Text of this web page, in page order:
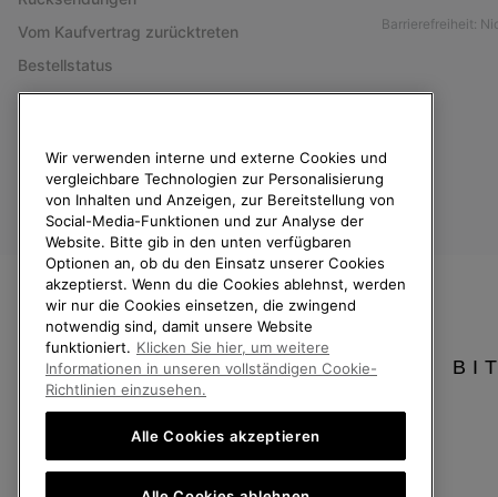
Vom Kaufvertrag zurücktreten
Bestellstatus
Versand
Häufig gestellte Fragen
Barrierefreiheit:
Deutschland
2026SOREL. Alle Rechte vorbehalten.
Datenschutz Nutzungsbedingungen Allgemeine Verkaufsbedingungen
Kundenservice: Mo- Fr. 9:00 - 13:00 & 14:00- 18:00 Uhr
Wir verwenden interne und externe Cookies und
vergleichbare Technologien zur Personalisierung
von Inhalten und Anzeigen, zur Bereitstellung von
Social-Media-Funktionen und zur Analyse der
Website. Bitte gib in den unten verfügbaren
Optionen an, ob du den Einsatz unserer Cookies
akzeptierst. Wenn du die Cookies ablehnst, werden
wir nur die Cookies einsetzen, die zwingend
notwendig sind, damit unsere Website
funktioniert. Klicken Sie hier, um weitere
Informationen in unseren vollständigen Cookie-
Richtlinien einzusehen.
Alle Cookies akzeptieren